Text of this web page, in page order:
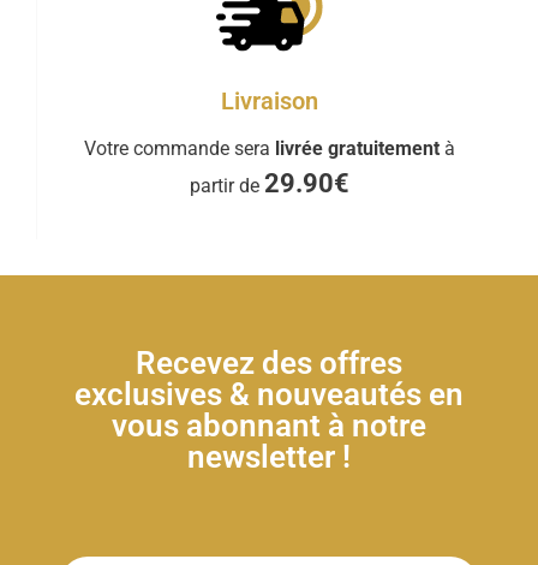
Livraison
Votre commande sera livrée gratuitement à
partir de 29.90€
Recevez des offres
exclusives & nouveautés en
vous abonnant à notre
newsletter !